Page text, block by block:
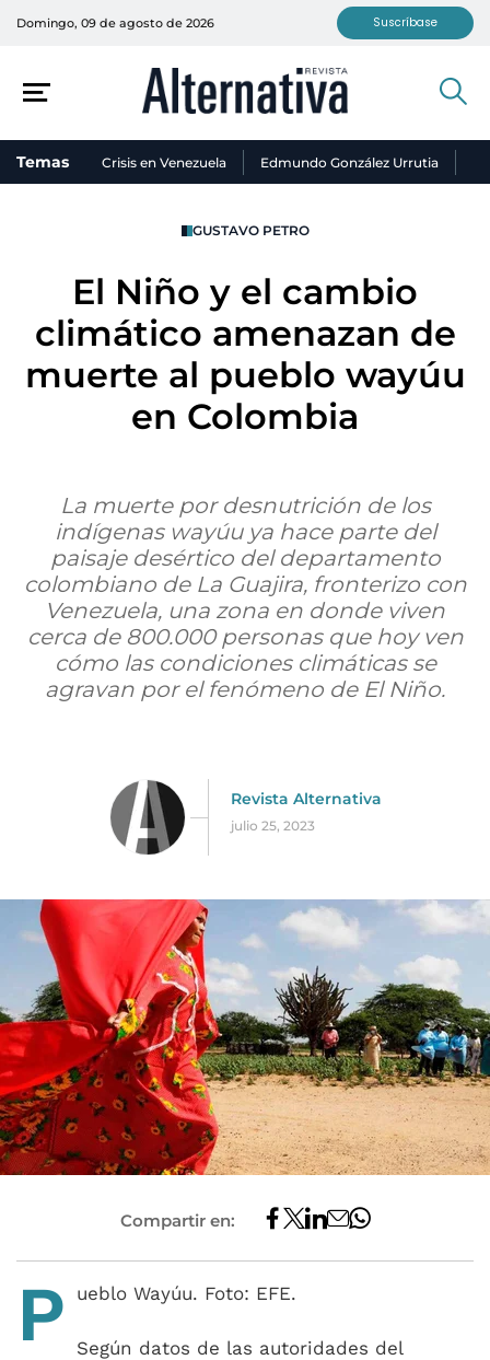
Domingo, 09 de agosto de 2026 Suscríbase
Temas Crisis en Venezuela Edmundo González Urrutia
GUSTAVO PETRO
El Niño y el cambio
climático amenazan de
muerte al pueblo wayúu
en Colombia
La muerte por desnutrición de los
indígenas wayúu ya hace parte del
paisaje desértico del departamento
colombiano de La Guajira, fronterizo con
Venezuela, una zona en donde viven
cerca de 800.000 personas que hoy ven
cómo las condiciones climáticas se
agravan por el fenómeno de El Niño.
Revista Alternativa
julio 25, 2023
Compartir en:
P ueblo Wayúu. Foto: EFE.
Según datos de las autoridades del